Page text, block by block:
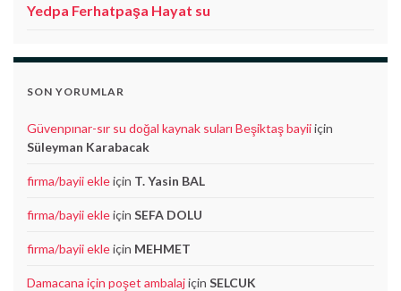
Yedpa Ferhatpaşa Hayat su
SON YORUMLAR
Güvenpınar-sır su doğal kaynak suları Beşiktaş bayiiiçin
Süleyman Karabacak
firma/bayii ekleiçin T. Yasin BAL
firma/bayii ekleiçin SEFA DOLU
firma/bayii ekleiçin MEHMET
Damacana için poşet ambalajiçin SELCUK